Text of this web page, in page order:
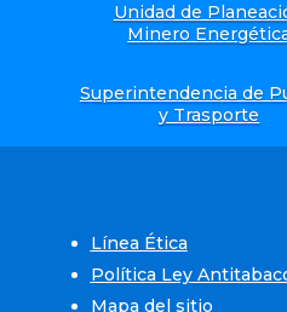
Unidad de
Minero
Superintendencia de
y Trasporte
Línea Ética
Política Ley
Mapa del sitio